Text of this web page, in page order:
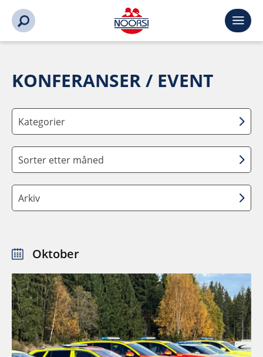
KONFERANSER / EVENT
Kategorier
Sorter etter måned
Arkiv
Oktober